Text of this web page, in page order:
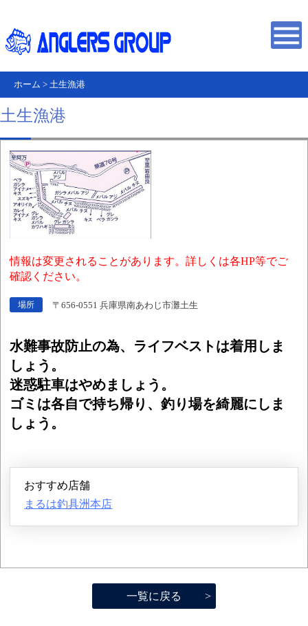
ホーム > 土生漁港
土生漁港
情報は変更されることがあります。詳しくは各HP等でご
確認ください。
場所 〒656-0551 兵庫県南あわじ市灘土生
水難事故防止の為、ライフベストは着用しま
しょう。
迷惑駐車はやめましょう。
ゴミは各自で持ち帰り、釣り場を綺麗にしま
しょう。
おすすめ店舗
まるは釣具洲本店
一覧に戻る